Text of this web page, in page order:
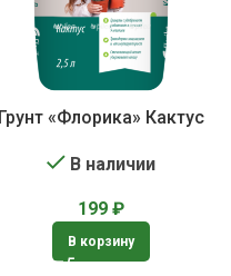
Грунт «Флорика» Кактус
В наличии
199 ₽
В корзину